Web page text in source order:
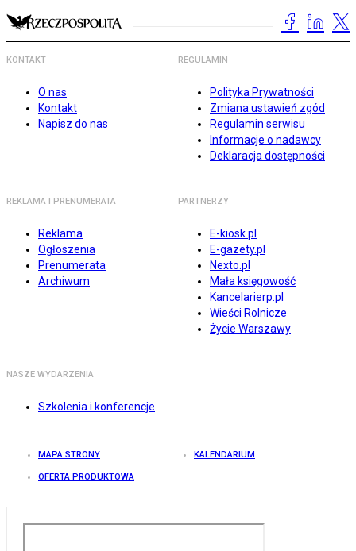
KONTAKT
O nas
Kontakt
Napisz do nas
REGULAMIN
Polityka Prywatności
Zmiana ustawień zgód
Regulamin serwisu
Informacje o nadawcy
Deklaracja dostępności
REKLAMA I PRENUMERATA
Reklama
Ogłoszenia
Prenumerata
Archiwum
PARTNERZY
E-kiosk.pl
E-gazety.pl
Nexto.pl
Mała księgowość
Kancelarierp.pl
Wieści Rolnicze
Życie Warszawy
NASZE WYDARZENIA
Szkolenia i konferencje
MAPA STRONY KALENDARIUM
OFERTA PRODUKTOWA